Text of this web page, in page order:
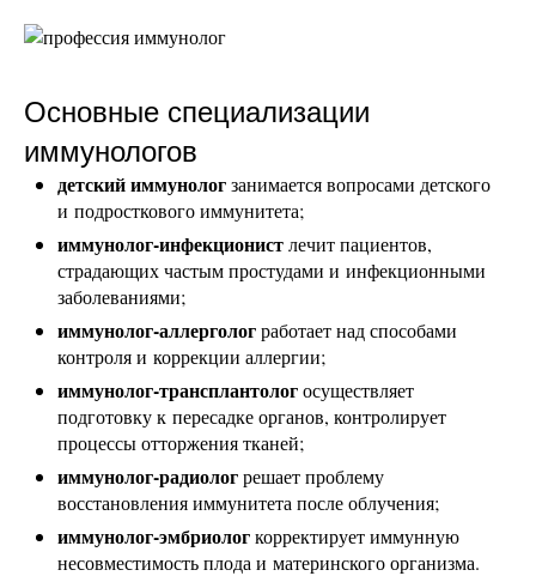
Основные специализации
иммунологов
детский иммунологзанимается вопросами детского
и подросткового иммунитета;
иммунолог-инфекционистлечит пациентов,
страдающих частым простудами и инфекционными
заболеваниями;
иммунолог-аллергологработает над способами
контроля и коррекции аллергии;
иммунолог-трансплантологосуществляет
подготовку к пересадке органов, контролирует
процессы отторжения тканей;
иммунолог-радиологрешает проблему
восстановления иммунитета после облучения;
иммунолог-эмбриологкорректирует иммунную
несовместимость плода и материнского организма.